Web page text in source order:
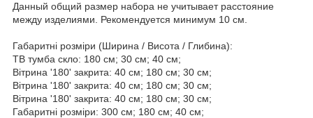
Данный общий размер набора не учитывает расстояние
между изделиями. Рекомендуется минимум 10 см.
Габаритні розміри (Ширина / Висота / Глибина):
ТВ тумба скло: 180 см; 30 см; 40 см;
Вітрина '180' закрита: 40 см; 180 см; 30 см;
Вітрина '180' закрита: 40 см; 180 см; 30 см;
Вітрина '180' закрита: 40 см; 180 см; 30 см;
Габаритні розміри: 300 см; 180 см; 40 см;